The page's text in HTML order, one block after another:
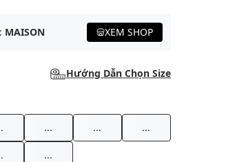
MAISON XEM SHOP
Hướng Dẫn Chọn Size
... ... ...
...